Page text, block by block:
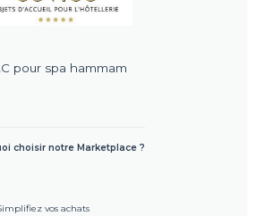
pour spa hammam
choisir notre Marketplace ?
vos achats